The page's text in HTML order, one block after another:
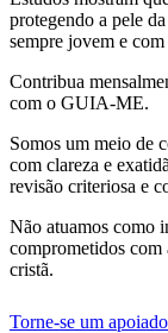
protegendo a pele
sempre jovem e
Contribua
com o GUIA-ME.
Somos um meio de
com clareza e
revisão criteriosa e
Não atuamos como
comprometidos com
cristã.
Torne-se um